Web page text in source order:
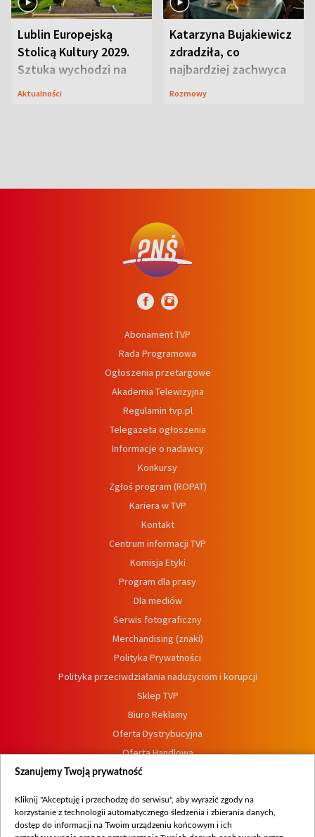
Lublin Europejską
Stolicą Kultury 2029.
Sztuka wychodzi na
ulice
Aktualności
Katarzyna Bujakiewicz
zdradziła, co
najbardziej zachwyca
ją w Lublinie
Rozmowy
Abonament TVP
Rada Programowa
Ogłoszenia przetargowe
Akademia Telewizyjna
Regulamin tvp.pl
Telegazeta ogłoszenia
Informacje o nadawcy
Konkursy
Zgłoś program (ROPAT)
Kariera w TVP
Kontakt
Centrum informacji TVP
Komisja Etyki
Program dla prasy
Dla mediów
Serwis fotograficzny
Merchandising (znaki)
Polityka Prywatności
Polityka przeciwdziałania nadużyciom i korupcji
Sklep TVP
Biuro Reklamy
Oferta Dystrybucyjna
Oferta Handlowa
Dostępność
Procedura zgłoszeń wewnętrznych
Szanujemy Twoją prywatność
Kliknij "Akceptuję i przechodzę do serwisu", aby wyrazić zgody na
korzystanie z technologii automatycznego śledzenia i zbierania danych,
dostęp do informacji na Twoim urządzeniu końcowym i ich